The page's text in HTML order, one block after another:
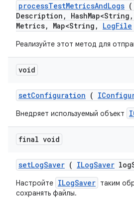
processTestMetricsAndLogs (
Description , HashMap<String ,
Metrics, Map<String , LogFile
Реализуйте этот метод для
void
setConfiguration (
Внедряет используемый объект
final void
setLogSaver ( ILogSaver log
Настройте ILogSaver таким
сохранять файлы.